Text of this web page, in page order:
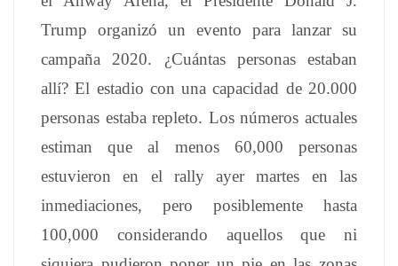
Trump organizó un evento para lanzar su
campaña 2020. ¿Cuántas personas estaban
allí? El estadio con una capacidad de 20.000
personas estaba repleto. Los números actuales
estiman que al menos 60,000 personas
estuvieron en el rally ayer martes en las
inmediaciones, pero posiblemente hasta
100,000 considerando aquellos que ni